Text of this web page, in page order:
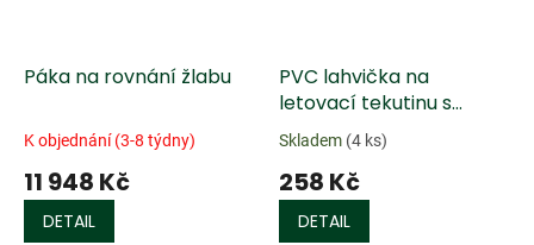
Páka na rovnání žlabu
K objednání (3-8 týdny)
11 948 Kč
DETAIL
PVC lahvička na
letovací tekutinu s
bezpeč. víčkem
Skladem (4 ks)
258 Kč
DETAIL